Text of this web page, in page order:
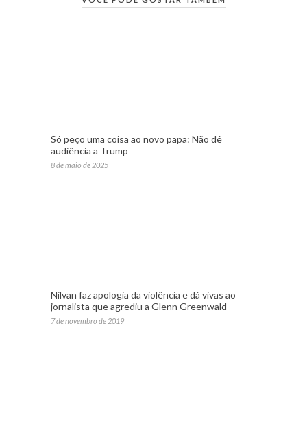
Só peço uma coisa ao novo papa: Não dê
audiência a Trump
8 de maio de 2025
Nilvan faz apologia da violência e dá vivas ao
jornalista que agrediu a Glenn Greenwald
7 de novembro de 2019